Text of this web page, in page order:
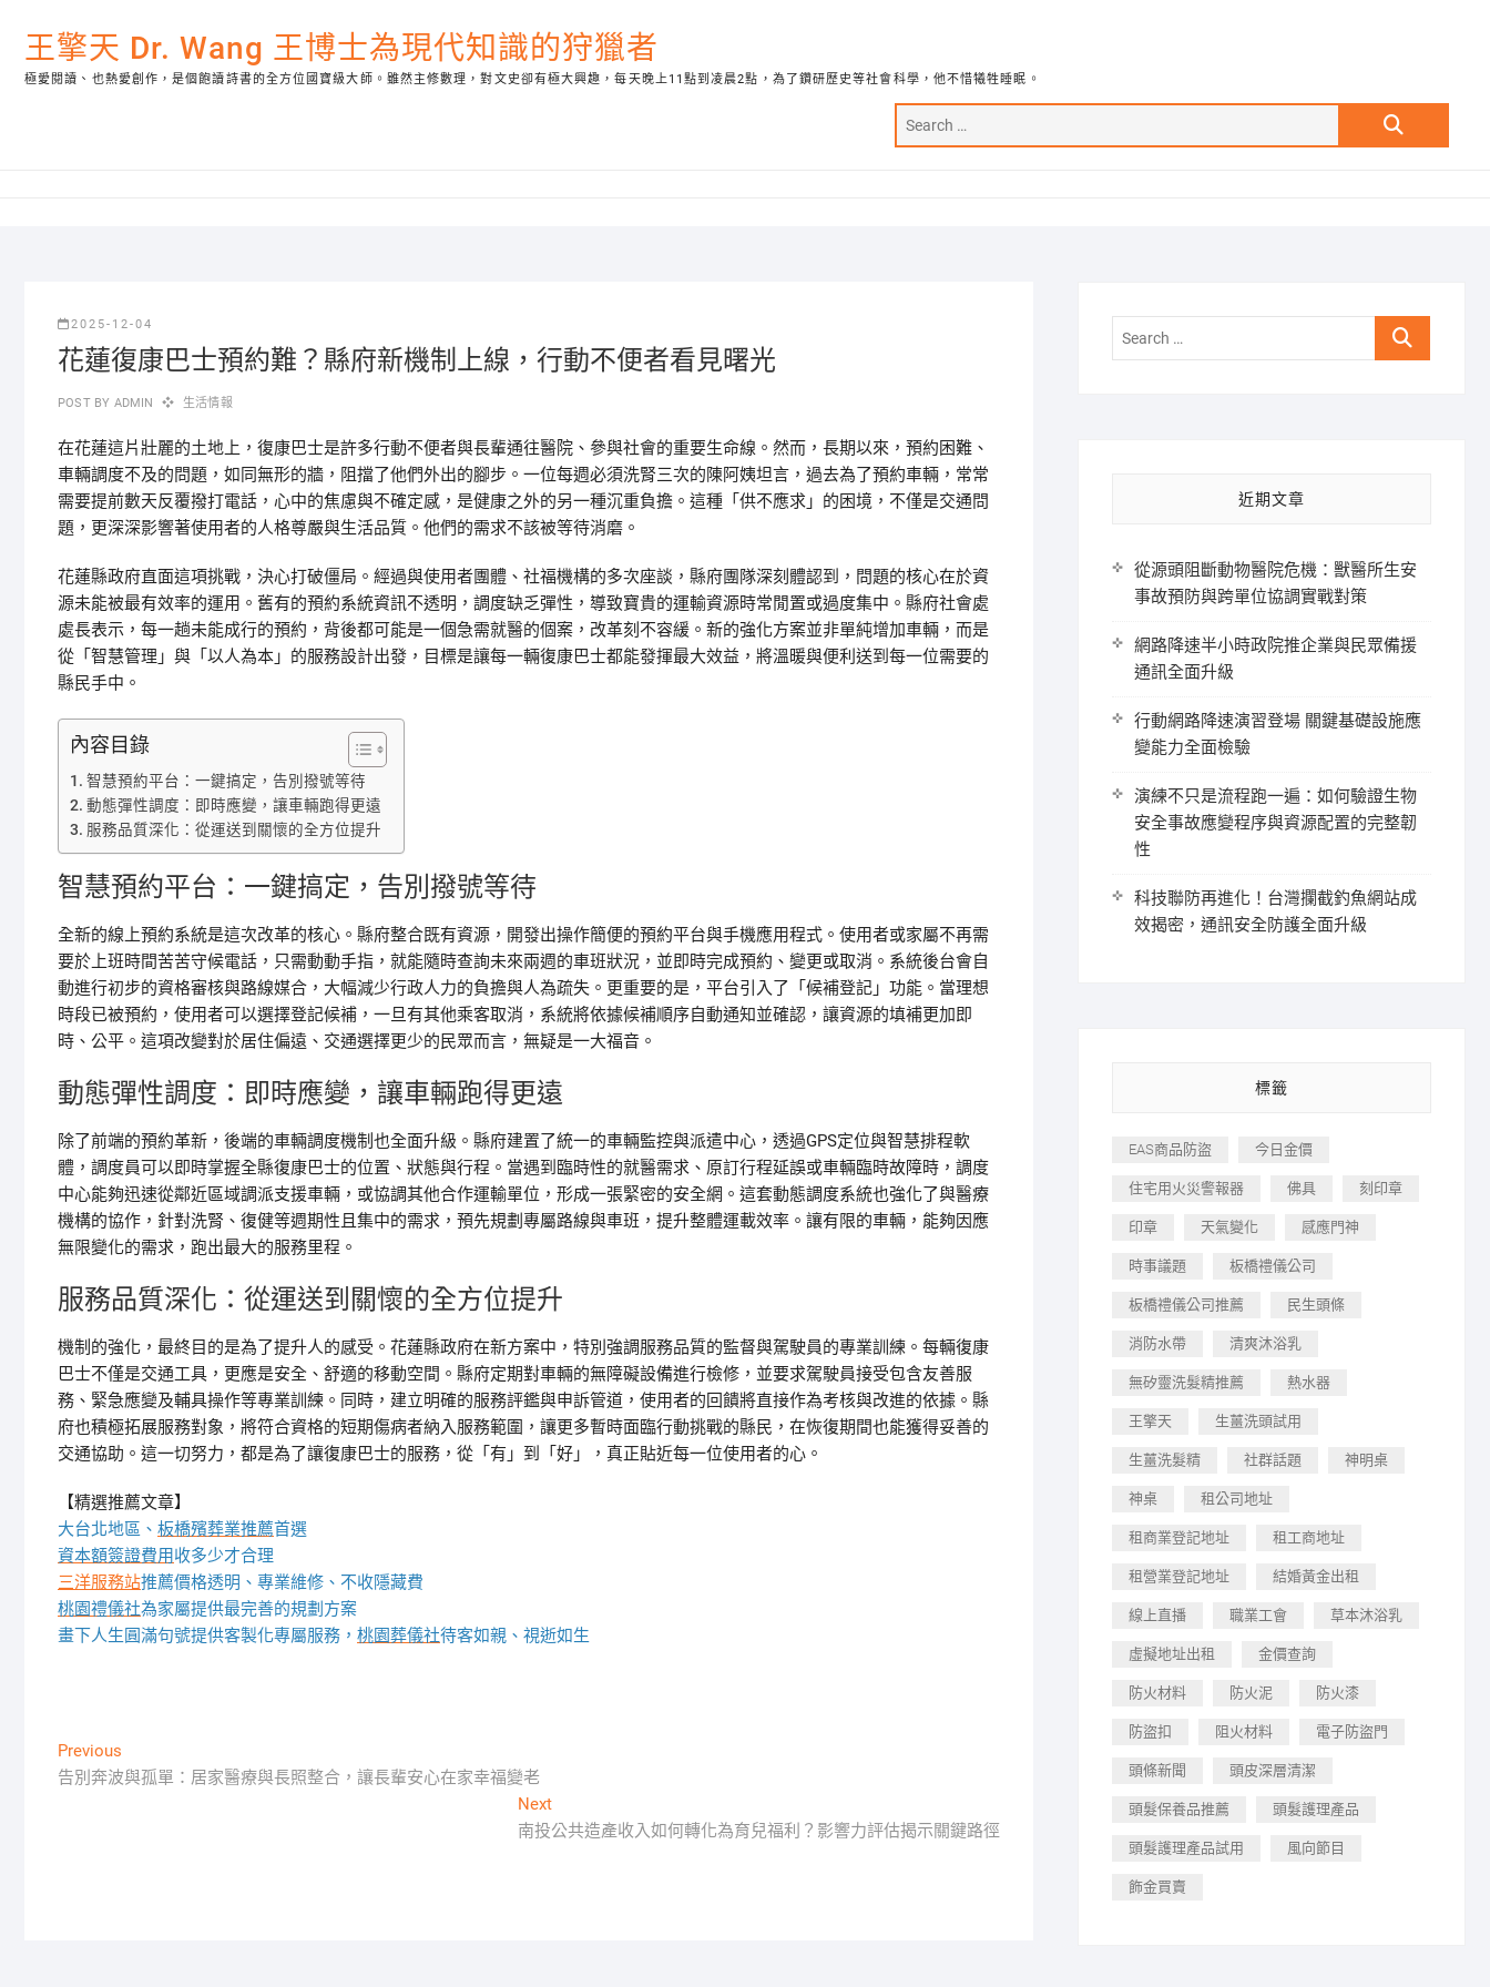
content王擎天 Dr. Wang 王博士為現代知識的狩獵者
極愛閱讀、也熱愛創作，是個飽讀詩書的全方位國寶級大師。雖然主修數理，對文史卻有極大興趣，每天晚上11點到凌晨2點，為了鑽研歷史等社會科學，他不惜犧牲睡眠。
Search
2025-12-04
花蓮復康巴士預約難？縣府新機制上線，行動不便者看見曙光
POST BY ADMIN 生活情報
在花蓮這片壯麗的土地上，復康巴士是許多行動不便者與長輩通往醫院、參與社會的重要生命線。然而，長期以來，預約困難、
車輛調度不及的問題，如同無形的牆，阻擋了他們外出的腳步。一位每週必須洗腎三次的陳阿姨坦言，過去為了預約車輛，常常
需要提前數天反覆撥打電話，心中的焦慮與不確定感，是健康之外的另一種沉重負擔。這種「供不應求」的困境，不僅是交通問
題，更深深影響著使用者的人格尊嚴與生活品質。他們的需求不該被等待消磨。
花蓮縣政府直面這項挑戰，決心打破僵局。經過與使用者團體、社福機構的多次座談，縣府團隊深刻體認到，問題的核心在於資
源未能被最有效率的運用。舊有的預約系統資訊不透明，調度缺乏彈性，導致寶貴的運輸資源時常閒置或過度集中。縣府社會處
處長表示，每一趟未能成行的預約，背後都可能是一個急需就醫的個案，改革刻不容緩。新的強化方案並非單純增加車輛，而是
從「智慧管理」與「以人為本」的服務設計出發，目標是讓每一輛復康巴士都能發揮最大效益，將溫暖與便利送到每一位需要的
縣民手中。
內容目錄
智慧預約平台：一鍵搞定，告別撥號等待
動態彈性調度：即時應變，讓車輛跑得更遠
服務品質深化：從運送到關懷的全方位提升
智慧預約平台：一鍵搞定，告別撥號等待
全新的線上預約系統是這次改革的核心。縣府整合既有資源，開發出操作簡便的預約平台與手機應用程式。使用者或家屬不再需
要於上班時間苦苦守候電話，只需動動手指，就能隨時查詢未來兩週的車班狀況，並即時完成預約、變更或取消。系統後台會自
動進行初步的資格審核與路線媒合，大幅減少行政人力的負擔與人為疏失。更重要的是，平台引入了「候補登記」功能。當理想
時段已被預約，使用者可以選擇登記候補，一旦有其他乘客取消，系統將依據候補順序自動通知並確認，讓資源的填補更加即
時、公平。這項改變對於居住偏遠、交通選擇更少的民眾而言，無疑是一大福音。
動態彈性調度：即時應變，讓車輛跑得更遠
除了前端的預約革新，後端的車輛調度機制也全面升級。縣府建置了統一的車輛監控與派遣中心，透過GPS定位與智慧排程軟
體，調度員可以即時掌握全縣復康巴士的位置、狀態與行程。當遇到臨時性的就醫需求、原訂行程延誤或車輛臨時故障時，調度
中心能夠迅速從鄰近區域調派支援車輛，或協調其他合作運輸單位，形成一張緊密的安全網。這套動態調度系統也強化了與醫療
機構的協作，針對洗腎、復健等週期性且集中的需求，預先規劃專屬路線與車班，提升整體運載效率。讓有限的車輛，能夠因應
無限變化的需求，跑出最大的服務里程。
服務品質深化：從運送到關懷的全方位提升
機制的強化，最終目的是為了提升人的感受。花蓮縣政府在新方案中，特別強調服務品質的監督與駕駛員的專業訓練。每輛復康
巴士不僅是交通工具，更應是安全、舒適的移動空間。縣府定期對車輛的無障礙設備進行檢修，並要求駕駛員接受包含友善服
務、緊急應變及輔具操作等專業訓練。同時，建立明確的服務評鑑與申訴管道，使用者的回饋將直接作為考核與改進的依據。縣
府也積極拓展服務對象，將符合資格的短期傷病者納入服務範圍，讓更多暫時面臨行動挑戰的縣民，在恢復期間也能獲得妥善的
交通協助。這一切努力，都是為了讓復康巴士的服務，從「有」到「好」，真正貼近每一位使用者的心。
【精選推薦文章】
大台北地區、 板橋殯葬業推薦首選
資本額簽證費用收多少才合理
三洋服務站推薦價格透明、專業維修、不收隱藏費
桃園禮儀社為家屬提供最完善的規劃方案
畫下人生圓滿句號提供客製化專屬服務， 桃園葬儀社待客如親、視逝如生
文
章
Previous
post:
告別奔波與孤單：居家醫療與長照整合，讓長輩安心在家幸福變老
NextNext
post:
南投公共造產收入如何轉化為育兒福利？影響力評估揭示關鍵路徑
Search
近期文章
從源頭阻斷動物醫院危機：獸醫所生安
事故預防與跨單位協調實戰對策
網路降速半小時政院推企業與民眾備援
通訊全面升級
行動網路降速演習登場 關鍵基礎設施應
變能力全面檢驗
演練不只是流程跑一遍：如何驗證生物
安全事故應變程序與資源配置的完整韌
性
科技聯防再進化！台灣攔截釣魚網站成
效揭密，通訊安全防護全面升級
標籤
EAS商品防盜 今日金價
住宅用火災警報器 佛具 刻印章
印章 天氣變化 感應門神
時事議題 板橋禮儀公司
板橋禮儀公司推薦 民生頭條
消防水帶 清爽沐浴乳
無矽靈洗髮精推薦 熱水器
王擎天 生薑洗頭試用
生薑洗髮精 社群話題 神明桌
神桌 租公司地址
租商業登記地址 租工商地址
租營業登記地址 結婚黃金出租
線上直播 職業工會 草本沐浴乳
虛擬地址出租 金價查詢
防火材料 防火泥 防火漆
防盜扣 阻火材料 電子防盜門
頭條新聞 頭皮深層清潔
頭髮保養品推薦 頭髮護理產品
頭髮護理產品試用 風向節目
飾金買賣